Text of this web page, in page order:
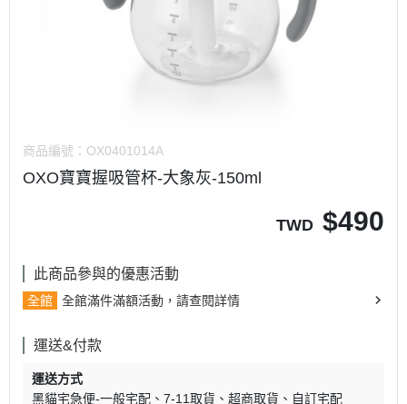
商品編號： OX0401014A
OXO寶寶握吸管杯-大象灰-150ml
TWD $490
此商品參與的優惠活動
全館 全館滿件滿額活動，請查閱詳情
運送&付款
運送方式
黑貓宅急便-一般宅配
7-11取貨 超商取貨
自訂宅配